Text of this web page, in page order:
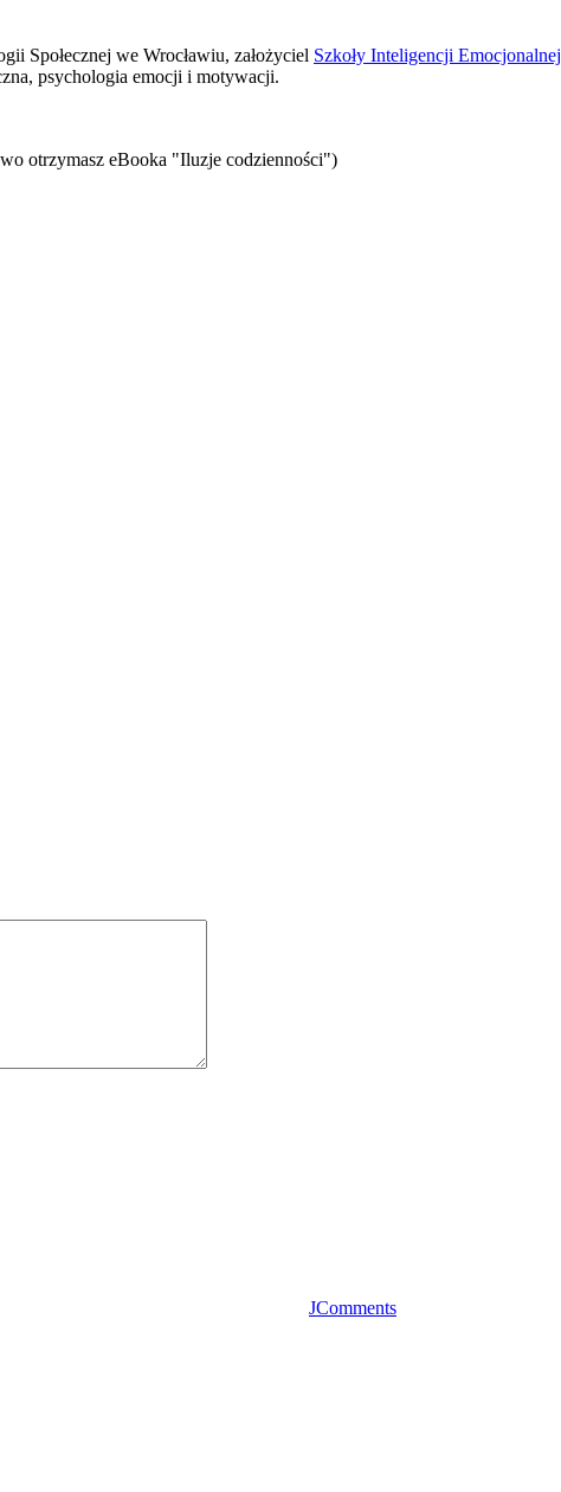
Społecznej we Wrocławiu, założyciel Szkoły Inteligencji Emocjonalnej
psychologia emocji i motywacji.
otrzymasz eBooka "Iluzje codzienności")
JComments